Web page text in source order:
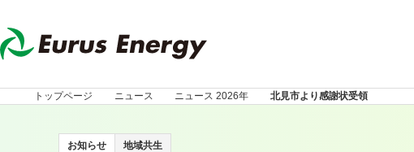
トップページ ニュース ニュース 2026年 北見市より感謝状受領
お知らせ 地域共生